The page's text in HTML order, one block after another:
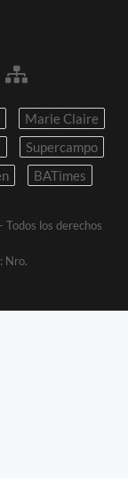
Marie Claire
Supercampo
BATimes
los derechos
Nro.